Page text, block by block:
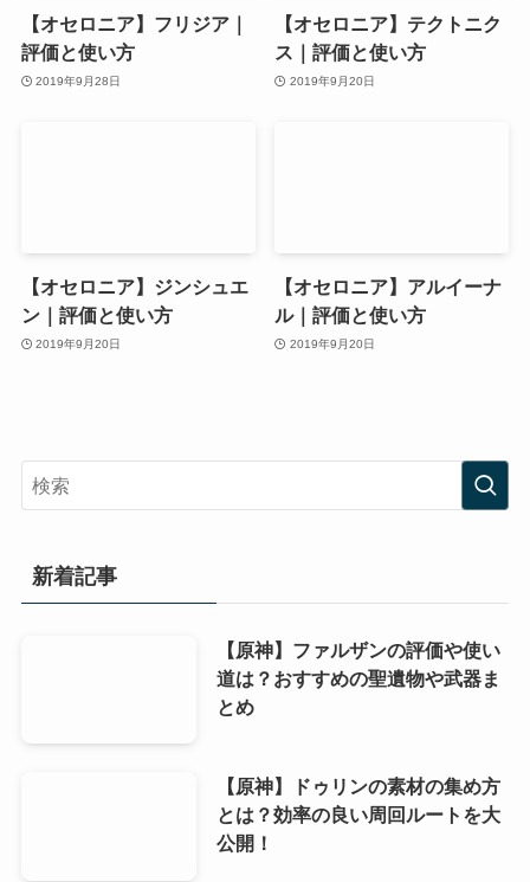
【オセロニア】フリジア｜
評価と使い方
2019年9月28日
【オセロニア】テクトニク
ス｜評価と使い方
2019年9月20日
【オセロニア】ジンシュエ
ン｜評価と使い方
2019年9月20日
【オセロニア】アルイーナ
ル｜評価と使い方
2019年9月20日
新着記事
【原神】ファルザンの評価や使い
道は？おすすめの聖遺物や武器ま
とめ
【原神】ドゥリンの素材の集め方
とは？効率の良い周回ルートを大
公開！